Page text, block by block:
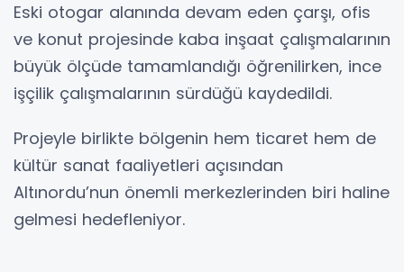
Eski otogar alanında devam eden çarşı, ofis
ve konut projesinde kaba inşaat çalışmalarının
büyük ölçüde tamamlandığı öğrenilirken, ince
işçilik çalışmalarının sürdüğü kaydedildi.
Projeyle birlikte bölgenin hem ticaret hem de
kültür sanat faaliyetleri açısından
Altınordu’nun önemli merkezlerinden biri haline
gelmesi hedefleniyor.